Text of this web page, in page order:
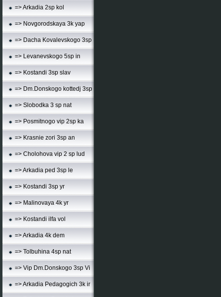
=> Arkadia 2sp kol
=> Novgorodskaya 3k yap
=> Dacha Kovalevskogo 3sp
=> Levanevskogo 5sp in
=> Kostandi 3sp slav
=> Dm.Donskogo kottedj 3sp
=> Slobodka 3 sp nat
=> Posmitnogo vip 2sp ka
=> Krasnie zori 3sp an
=> Cholohova vip 2 sp lud
=> Arkadia ped 3sp le
=> Kostandi 3sp yr
=> Malinovaya 4k yr
=> Kostandi ilfa vol
=> Arkadia 4k dem
=> Tolbuhina 4sp nat
=> Vip Dm.Donskogo 3sp Vi
=> Arkadia Pedagogich 3k ir